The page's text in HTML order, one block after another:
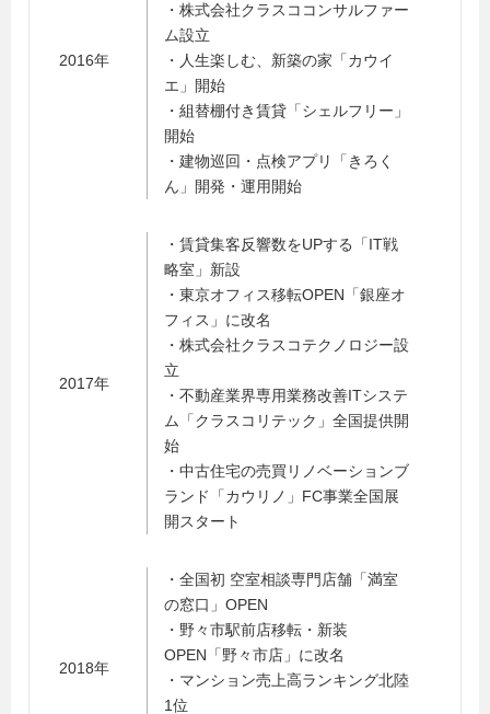
2016年
・株式会社クラスココンサルファー
ム設立
・人生楽しむ、新築の家「カウイ
エ」開始
・組替棚付き賃貸「シェルフリー」
開始
・建物巡回・点検アプリ「きろく
ん」開発・運用開始
2017年
・賃貸集客反響数をUPする「IT戦
略室」新設
・東京オフィス移転OPEN「銀座オ
フィス」に改名
・株式会社クラスコテクノロジー設
立
・不動産業界専用業務改善ITシステ
ム「クラスコリテック」全国提供開
始
・中古住宅の売買リノベーションブ
ランド「カウリノ」FC事業全国展
開スタート
2018年
・全国初 空室相談専門店舗「満室
の窓口」OPEN
・野々市駅前店移転・新装
OPEN「野々市店」に改名
・マンション売上高ランキング北陸
1位